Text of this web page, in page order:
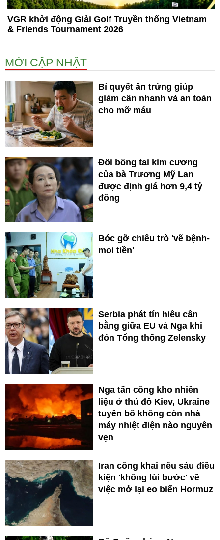
VGR khởi động Giải Golf Truyền thống Vietnam
& Friends Tournament 2026
MỚI CẬP NHẬT
Bí quyết ăn trứng giúp
giảm cân nhanh và an toàn
cho mỡ máu
Đôi bông tai kim cương
của bà Trương Mỹ Lan
được định giá hơn 9,4 tỷ
đồng
Bóc gỡ chiêu trò 'vẽ bệnh-
moi tiền'
Serbia phát tín hiệu cân
bằng giữa EU và Nga khi
đón Tổng thống Zelensky
Nga tấn công kho nhiên
liệu ở thủ đô Kiev, Ukraine
tuyên bố không còn nhà
máy nhiệt điện nào nguyên
vẹn
Iran công khai nêu sáu điều
kiện 'không lùi bước' về
việc mở lại eo biển Hormuz